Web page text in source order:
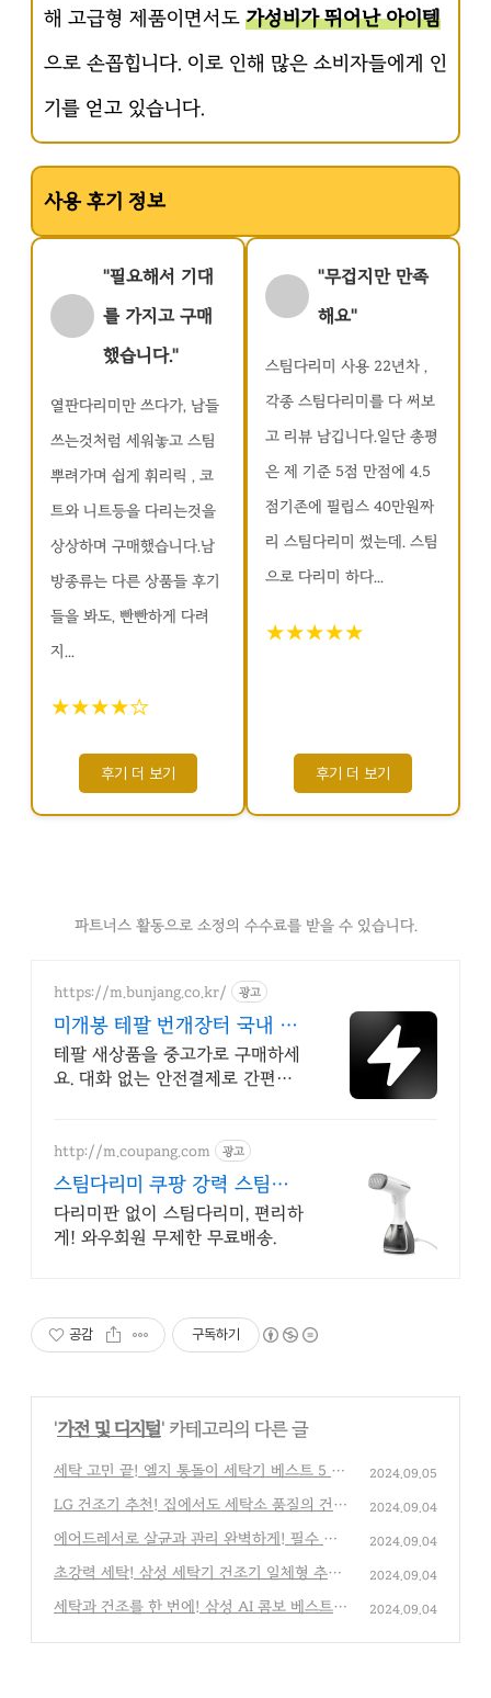
해 고급형 제품이면서도 가성비가 뛰어난 아이템
으로 손꼽힙니다. 이로 인해 많은 소비자들에게 인
기를 얻고 있습니다.
사용 후기 정보
"필요해서 기대
를 가지고 구매
했습니다."
열판다리미만 쓰다가, 남들
쓰는것처럼 세워놓고 스팀
뿌려가며 쉽게 휘리릭 , 코
트와 니트등을 다리는것을
상상하며 구매했습니다.남
방종류는 다른 상품들 후기
들을 봐도, 빤빤하게 다려
지...
★★★★☆
후기 더 보기
"무겁지만 만족
해요"
스팀다리미 사용 22년차 ,
각종 스팀다리미를 다 써보
고 리뷰 남깁니다.일단 총평
은 제 기준 5점 만점에 4.5
점기존에 필립스 40만원짜
리 스팀다리미 썼는데. 스팀
으로 다리미 하다...
★★★★★
후기 더 보기
파트너스 활동으로 소정의 수수료를 받을 수 있습니다.
https://m.bunjang.co.kr/ 광고
미개봉 테팔 번개장터 국내 최
대 브랜드 중고거래
테팔 새상품을 중고가로 구매하세
요. 대화 없는 안전결제로 간편하
신규 상품 업로드
http://m.coupang.com 광고
스팀다리미 쿠팡 강력 스팀으
로 주름 쫙
다리미판 없이 스팀다리미, 편리하
게! 와우회원 무제한 무료배송.
공감 구독하기
'가전 및 디지털' 카테고리의 다른 글
세탁 고민 끝! 엘지 통돌이 세탁기 베스트 5 추
2024.09.05
LG 건조기 추천! 집에서도 세탁소 품질의 건조
기 TOP 5
2024.09.04
에어드레서로 살균과 관리 완벽하게! 필수 제
품 5개
2024.09.04
초강력 세탁! 삼성 세탁기 건조기 일체형 추천
Top 5
2024.09.04
세탁과 건조를 한 번에! 삼성 AI 콤보 베스트 T
2024.09.04